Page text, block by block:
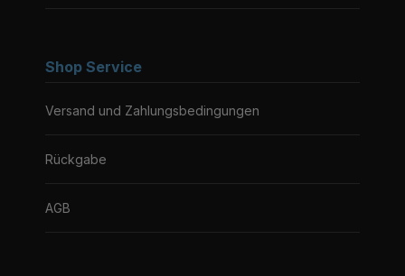
Shop Service
Versand und Zahlungsbedingungen
Rückgabe
AGB